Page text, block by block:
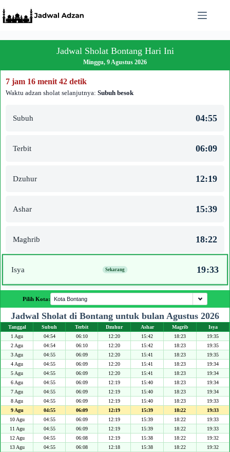
to
content
Jadwal Sholat Bontang Hari Ini
Minggu, 9 Agustus 2026
7 jam 16 menit 42 detik
Waktu adzan sholat selanjutnya: Subuh besok
Subuh 04:55
Terbit 06:09
Dzuhur 12:19
Ashar 15:39
Maghrib 18:22
Isya 19:33
Pilih Kota:
Jadwal Sholat di Bontang untuk bulan Agustus 2026
Tanggal Subuh Terbit Dzuhur Ashar Magrib
Isya
1 Agu
04:54 06:10 12:20 15:42 18:23
19:35
2 Agu
04:54 06:10 12:20 15:42 18:23
19:35
3 Agu
04:55 06:09 12:20 15:41 18:23
19:35
4 Agu
04:55 06:09 12:20 15:41 18:23
19:34
5 Agu
04:55 06:09 12:20 15:41 18:23
19:34
6 Agu
04:55 06:09 12:19 15:40 18:23
19:34
7 Agu
04:55 06:09 12:19 15:40 18:23
19:34
8 Agu
04:55 06:09 12:19 15:40 18:23
19:33
9 Agu
04:55 06:09 12:19 15:39 18:22
19:33
10 Agu
04:55 06:09 12:19 15:39 18:22
19:33
11 Agu
04:55 06:09 12:19 15:39 18:22
19:33
12 Agu
04:55 06:08 12:19 15:38 18:22
19:32
13 Agu
04:55 06:08 12:18 15:38 18:22
19:32